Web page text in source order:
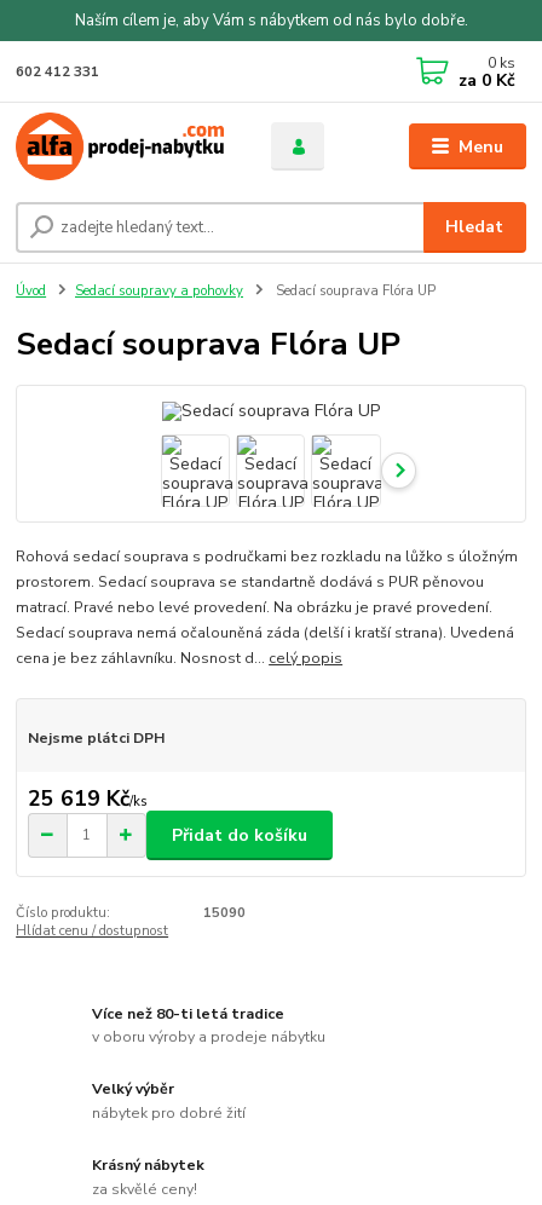
Naším cílem je, aby Vám s nábytkem od nás bylo dobře.
Menu
Hledat
602 412 331 0 ks
za 0 Kč
Úvod Sedací soupravy a pohovky Sedací souprava Flóra UP
Sedací souprava Flóra UP
Rohová sedací souprava s područkami bez rozkladu na lůžko s úložným
prostorem. Sedací souprava se standartně dodává s PUR pěnovou
matrací. Pravé nebo levé provedení. Na obrázku je pravé provedení.
Sedací souprava nemá očalouněná záda (delší i kratší strana). Uvedená
cena je bez záhlavníku. Nosnost d... celý popis
Nejsme plátci DPH
25 619 Kč/ks
Přidat do košíku
Číslo produktu:
15090
Hlídat cenu / dostupnost
Více než 80-ti letá tradice
v oboru výroby a prodeje nábytku
Velký výběr
nábytek pro dobré žití
Krásný nábytek
za skvělé ceny!